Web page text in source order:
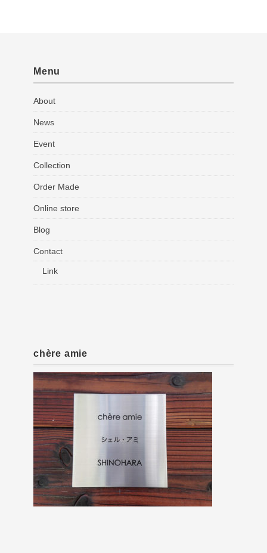
Menu
About
News
Event
Collection
Order Made
Online store
Blog
Contact
Link
chère amie